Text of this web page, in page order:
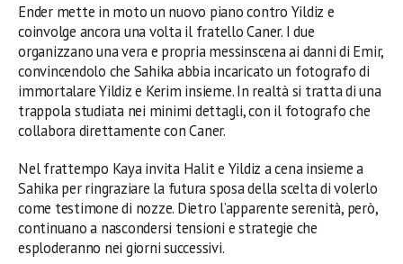
Ender mette in moto un nuovo piano contro Yildiz e
coinvolge ancora una volta il fratello Caner. I due
organizzano una vera e propria messinscena ai danni di Emir,
convincendolo che Sahika abbia incaricato un fotografo di
immortalare Yildiz e Kerim insieme. In realtà si tratta di una
trappola studiata nei minimi dettagli, con il fotografo che
collabora direttamente con Caner.
Nel frattempo Kaya invita Halit e Yildiz a cena insieme a
Sahika per ringraziare la futura sposa della scelta di volerlo
come testimone di nozze. Dietro l’apparente serenità, però,
continuano a nascondersi tensioni e strategie che
esploderanno nei giorni successivi.